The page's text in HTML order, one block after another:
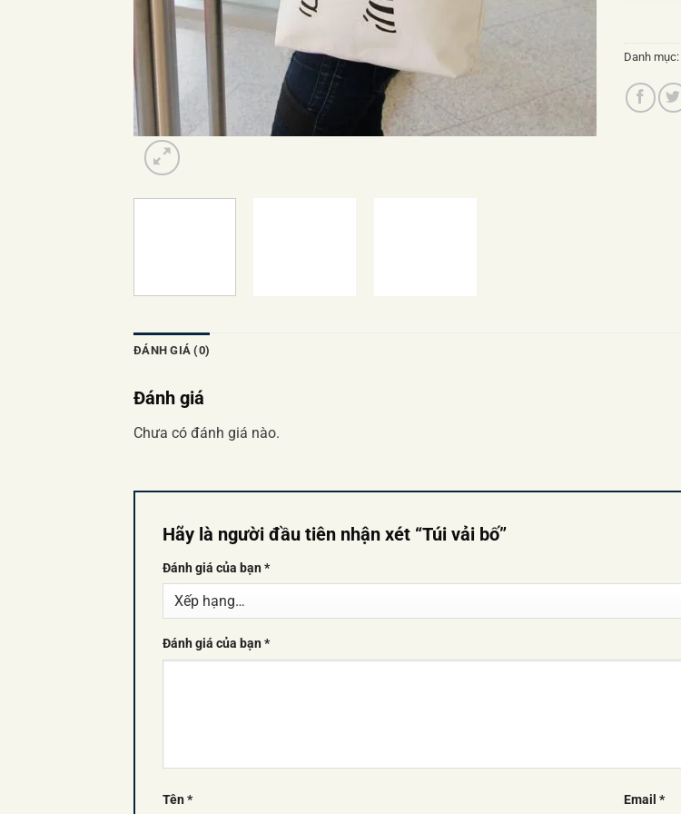
Danh mục:
ĐÁNH GIÁ (0)
Đánh giá
Chưa có đánh giá nào.
Hãy là người đầu tiên nhận xét “Túi vải bố”
Đánh giá của bạn*
Đánh giá của bạn*
Tên* Email *